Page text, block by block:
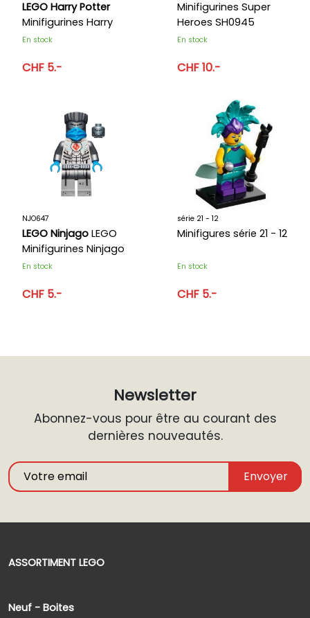
LEGO Harry Potter
Minifigurines Harry
Potter HP289
En stock
CHF 5.-
Minifigurines Super
Heroes SH0945
En stock
CHF 10.-
NJO647
LEGO Ninjago LEGO
Minifigurines Ninjago
NJO647
En stock
CHF 5.-
série 21 - 12
Minifigures série 21 - 12
En stock
CHF 5.-
Newsletter
Abonnez-vous pour être au courant des
dernières nouveautés.
Envoyer
ASSORTIMENT LEGO
Neuf - Boites